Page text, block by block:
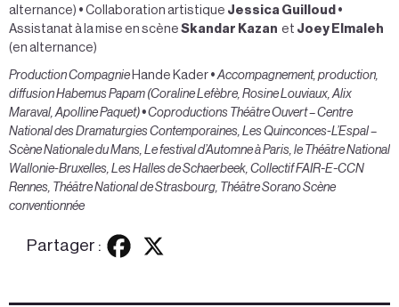
alternance) • Collaboration artistique Jessica Guilloud •
Assistanat à la mise en scène Skandar Kazan et Joey Elmaleh
(en alternance)
Production Compagnie Hande Kader • Accompagnement, production,
diffusion Habemus Papam (Coraline Lefèbre, Rosine Louviaux, Alix
Maraval, Apolline Paquet)•Coproductions Théâtre Ouvert – Centre
National des Dramaturgies Contemporaines, Les Quinconces-L’Espal –
Scène Nationale du Mans, Le festival d’Automne à Paris, le Théâtre National
Wallonie-Bruxelles, Les Halles de Schaerbeek, Collectif FAIR-E-CCN
Rennes, Théâtre National de Strasbourg, Théâtre Sorano Scène
conventionnée
Partager :